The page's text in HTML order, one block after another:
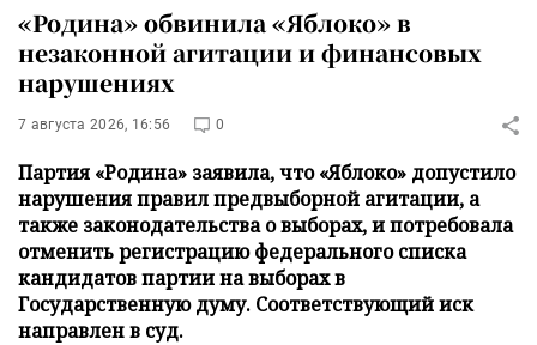
«Родина» обвинила «Яблоко» в
незаконной агитации и финансовых
нарушениях
7 августа 2026, 16:56 0
Партия «Родина» заявила, что «Яблоко» допустило
нарушения правил предвыборной агитации, а
также законодательства о выборах, и потребовала
отменить регистрацию федерального списка
кандидатов партии на выборах в
Государственную думу. Соответствующий иск
направлен в суд.